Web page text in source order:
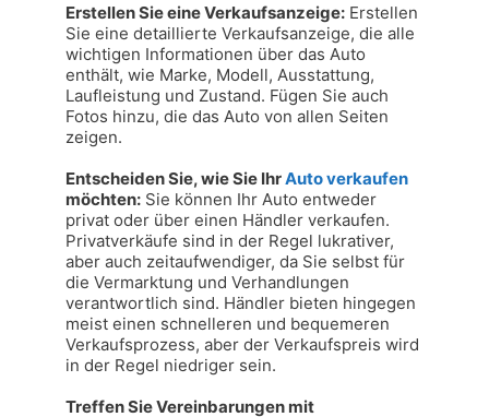
Erstellen Sie eine Verkaufsanzeige: Erstellen
Sie eine detaillierte Verkaufsanzeige, die alle
wichtigen Informationen über das Auto
enthält, wie Marke, Modell, Ausstattung,
Laufleistung und Zustand. Fügen Sie auch
Fotos hinzu, die das Auto von allen Seiten
zeigen.
Entscheiden Sie, wie Sie Ihr Auto verkaufen
möchten: Sie können Ihr Auto entweder
privat oder über einen Händler verkaufen.
Privatverkäufe sind in der Regel lukrativer,
aber auch zeitaufwendiger, da Sie selbst für
die Vermarktung und Verhandlungen
verantwortlich sind. Händler bieten hingegen
meist einen schnelleren und bequemeren
Verkaufsprozess, aber der Verkaufspreis wird
in der Regel niedriger sein.
Treffen Sie Vereinbarungen mit